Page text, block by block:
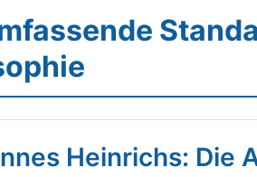
Heinrichs: Die